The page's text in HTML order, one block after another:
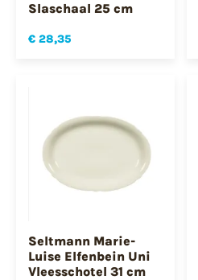
Slaschaal 25 cm
€ 28,35
Seltmann Marie-
Luise Elfenbein Uni
Vleesschotel 31 cm